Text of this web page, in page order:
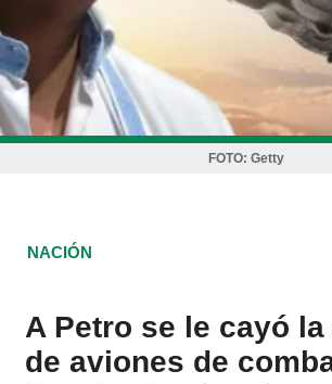
FOTO: Getty
NACIÓN
A Petro se le cayó
de aviones de